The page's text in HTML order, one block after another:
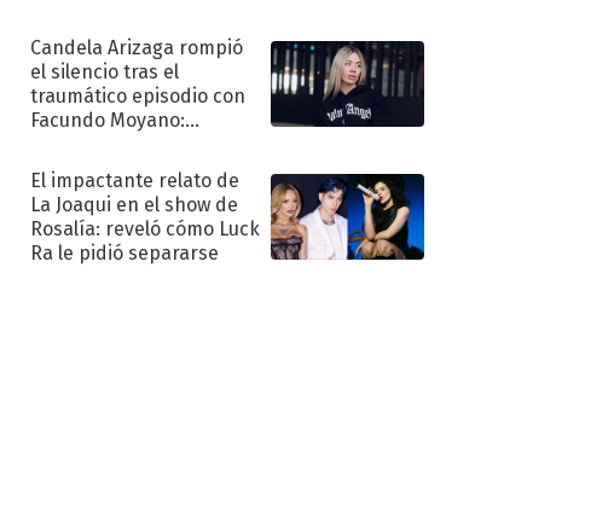
Candela Arizaga rompió
el silencio tras el
traumático episodio con
Facundo Moyano:
El impactante relato de
La Joaqui en el show de
Rosalía: reveló cómo Luck
Ra le pidió separarse